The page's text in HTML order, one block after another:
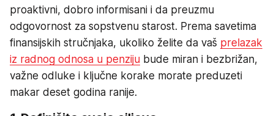
proaktivni, dobro informisani i da preuzmu
odgovornost za sopstvenu starost. Prema savetima
finansijskih stručnjaka, ukoliko želite da vaš prelazak
iz radnog odnosa u penziju bude miran i bezbrižan,
važne odluke i ključne korake morate preduzeti
makar deset godina ranije.